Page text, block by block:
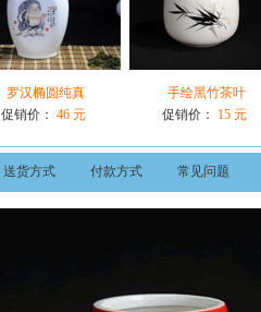
罗汉椭圆纯真
促销价： 46 元
手绘黑竹茶叶
促销价：
15 元
送货方式 付款方式 常见问题